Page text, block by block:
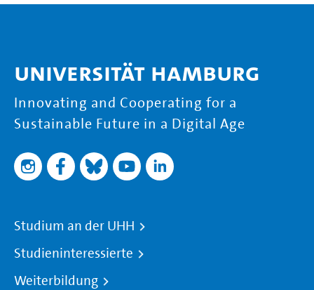
Universität Hamburg
Innovating and Cooperating for a
Sustainable Future in a Digital Age
Studium an der UHH
Studieninteressierte
Weiterbildung